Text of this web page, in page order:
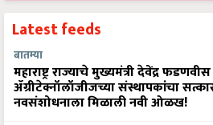
Latest feeds
बातम्या
महाराष्ट्र राज्याचे मुख्यमंत्री देवेंद्र
ॲग्रीटेक्नॉलॉजीजच्या संस्थापकांचा
नवसंशोधनाला मिळाली नवी ओळख!